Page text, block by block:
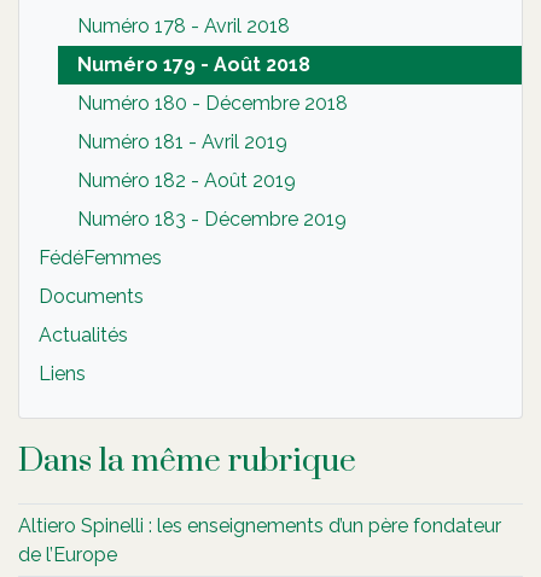
Numéro 178 - Avril 2018
Numéro 179 - Août 2018
Numéro 180 - Décembre 2018
Numéro 181 - Avril 2019
Numéro 182 - Août 2019
Numéro 183 - Décembre 2019
FédéFemmes
Documents
Actualités
Liens
Dans la même rubrique
Altiero Spinelli : les enseignements d’un père fondateur
de l’Europe